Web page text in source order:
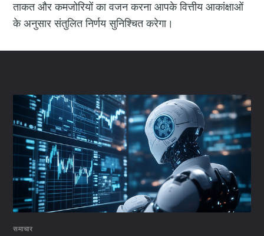
ताकत और कमजोरियों का वजन करना आपके वित्तीय आकांक्षाओं
के अनुसार संतुलित निर्णय सुनिश्चित करेगा।
समाचार